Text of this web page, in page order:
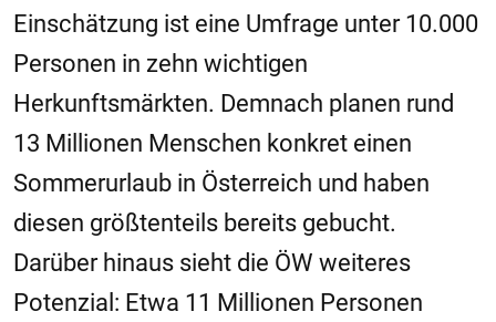
Einschätzung ist eine Umfrage unter 10.000
Personen in zehn wichtigen
Herkunftsmärkten. Demnach planen rund
13 Millionen Menschen konkret einen
Sommerurlaub in Österreich und haben
diesen größtenteils bereits gebucht.
Darüber hinaus sieht die ÖW weiteres
Potenzial: Etwa 11 Millionen Personen